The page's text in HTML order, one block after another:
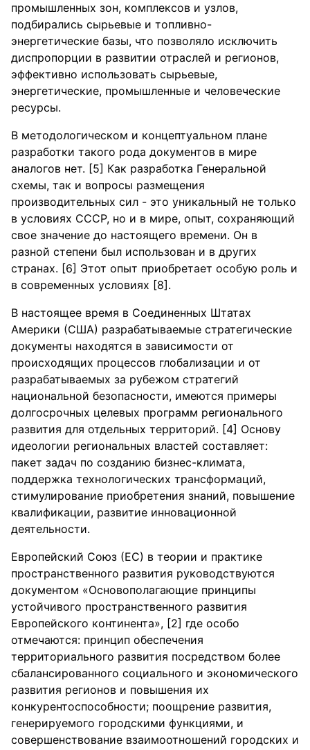
промышленных зон, комплексов и узлов,
подбирались сырьевые и топливно-
энергетические базы, что позволяло исключить
диспропорции в развитии отраслей и регионов,
эффективно использовать сырьевые,
энергетические, промышленные и человеческие
ресурсы.
В методологическом и концептуальном плане
разработки такого рода документов в мире
аналогов нет. [5] Как разработка Генеральной
схемы, так и вопросы размещения
производительных сил - это уникальный не только
в условиях СССР, но и в мире, опыт, сохраняющий
свое значение до настоящего времени. Он в
разной степени был использован и в других
странах. [6] Этот опыт приобретает особую роль и
в современных условиях [8].
В настоящее время в Соединенных Штатах
Америки (США) разрабатываемые стратегические
документы находятся в зависимости от
происходящих процессов глобализации и от
разрабатываемых за рубежом стратегий
национальной безопасности, имеются примеры
долгосрочных целевых программ регионального
развития для отдельных территорий. [4] Основу
идеологии региональных властей составляет:
пакет задач по созданию бизнес-климата,
поддержка технологических трансформаций,
стимулирование приобретения знаний, повышение
квалификации, развитие инновационной
деятельности.
Европейский Союз (ЕС) в теории и практике
пространственного развития руководствуются
документом «Основополагающие принципы
устойчивого пространственного развития
Европейского континента», [2] где особо
отмечаются: принцип обеспечения
территориального развития посредством более
сбалансированного социального и экономического
развития регионов и повышения их
конкурентоспособности; поощрение развития,
генерируемого городскими функциями, и
совершенствование взаимоотношений городских и